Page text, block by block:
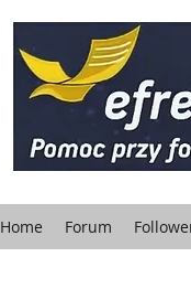
Home Forum